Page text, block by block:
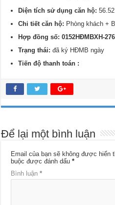
Diện tích sử dụng căn hộ:
Chi tiết căn hộ: Phòng khách +
Hợp đồng số: 0152HĐMBXH-
Trạng thái:đã ký HĐMB ngày
Tiến độ thanh toán :
Để lại một bình luận
Email của bạn sẽ không được hiển
buộc được đánh dấu*
Bình luận*